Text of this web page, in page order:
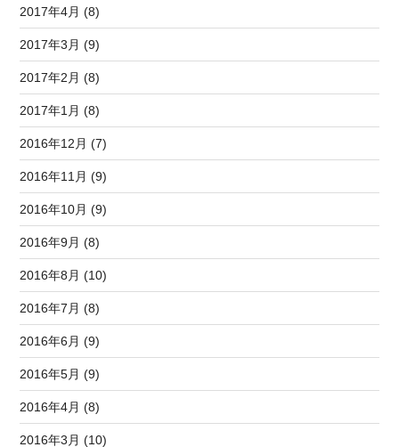
2017年4月 (8)
2017年3月 (9)
2017年2月 (8)
2017年1月 (8)
2016年12月 (7)
2016年11月 (9)
2016年10月 (9)
2016年9月 (8)
2016年8月 (10)
2016年7月 (8)
2016年6月 (9)
2016年5月 (9)
2016年4月 (8)
2016年3月 (10)